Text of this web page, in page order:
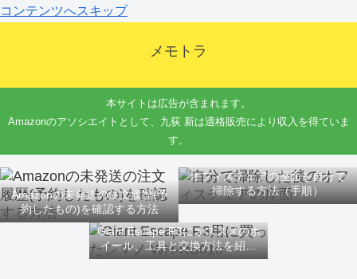
コンテンツへスキップ
メモトラ
本サイトは広告が含まれます。
Amazonのアソシエイトとして、九荻 新は適格販売により収入を得ていま
す。
Amazonの未発送の注文履歴(予
約したもの)を確認する方法
オフィスチェアの座面を自分で
掃除する方法（手順）
Giant Escape R3にオススメのホ
イール、工具と交換方法を紹介
するよ